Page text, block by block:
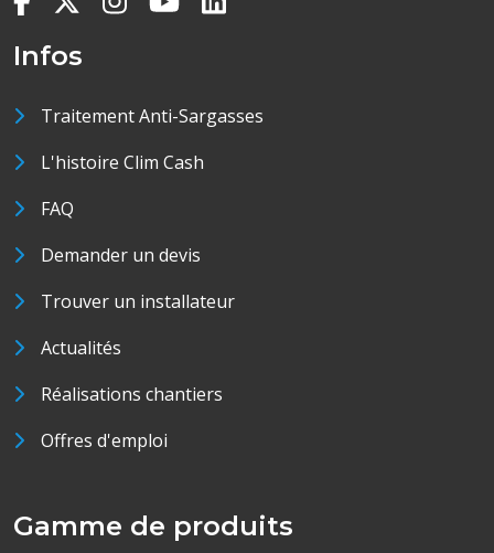
Infos
Traitement Anti-Sargasses
L'histoire Clim Cash
FAQ
Demander un devis
Trouver un installateur
Actualités
Réalisations chantiers
Offres d'emploi
Gamme de produits